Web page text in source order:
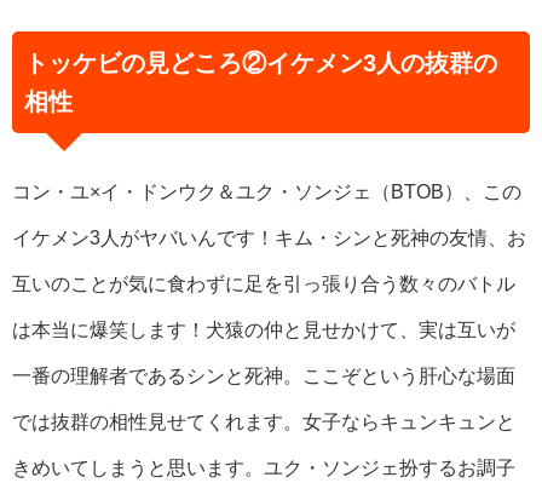
トッケビの見どころ②イケメン3人の抜群の
相性
コン・ユ×イ・ドンウク＆ユク・ソンジェ（BTOB）、この
イケメン3人がヤバいんです！キム・シンと死神の友情、お
互いのことが気に食わずに足を引っ張り合う数々のバトル
は本当に爆笑します！犬猿の仲と見せかけて、実は互いが
一番の理解者であるシンと死神。ここぞという肝心な場面
では抜群の相性見せてくれます。女子ならキュンキュンと
きめいてしまうと思います。ユク・ソンジェ扮するお調子